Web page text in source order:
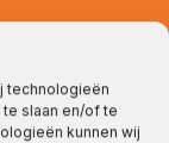
technologieën
slaan en/of te
kunnen wij
sinds
om jouw